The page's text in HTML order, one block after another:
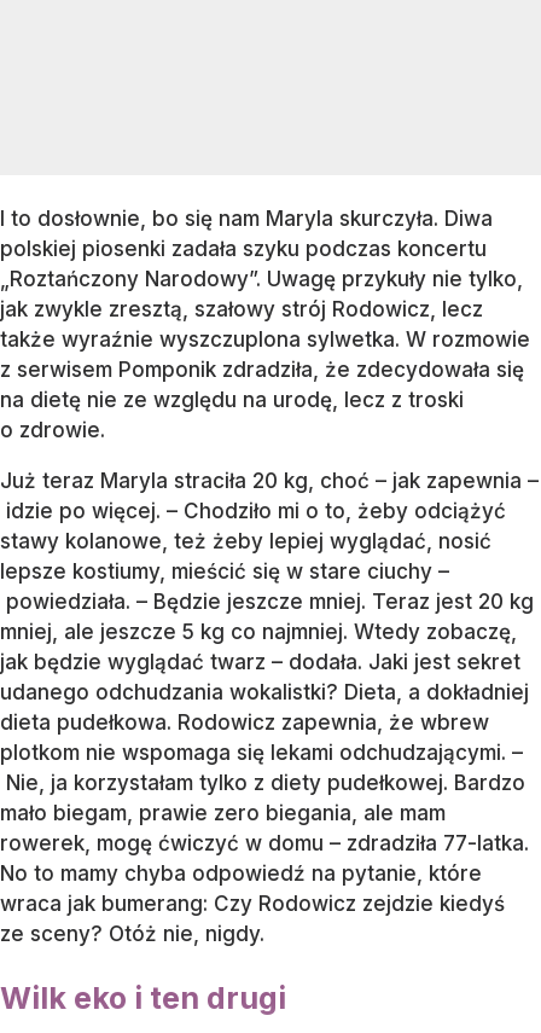
I to dosłownie, bo się nam Maryla skurczyła. Diwa
polskiej piosenki zadała szyku podczas koncertu
„Roztańczony Narodowy”. Uwagę przykuły nie tylko,
jak zwykle zresztą, szałowy strój Rodowicz, lecz
także wyraźnie wyszczuplona sylwetka. W rozmowie
z serwisem Pomponik zdradziła, że zdecydowała się
na dietę nie ze względu na urodę, lecz z troski
o zdrowie.
Już teraz Maryla straciła 20 kg, choć – jak zapewnia –
idzie po więcej. – Chodziło mi o to, żeby odciążyć
stawy kolanowe, też żeby lepiej wyglądać, nosić
lepsze kostiumy, mieścić się w stare ciuchy –
powiedziała. – Będzie jeszcze mniej. Teraz jest 20 kg
mniej, ale jeszcze 5 kg co najmniej. Wtedy zobaczę,
jak będzie wyglądać twarz – dodała. Jaki jest sekret
udanego odchudzania wokalistki? Dieta, a dokładniej
dieta pudełkowa. Rodowicz zapewnia, że wbrew
plotkom nie wspomaga się lekami odchudzającymi. –
Nie, ja korzystałam tylko z diety pudełkowej. Bardzo
mało biegam, prawie zero biegania, ale mam
rowerek, mogę ćwiczyć w domu – zdradziła 77-latka.
No to mamy chyba odpowiedź na pytanie, które
wraca jak bumerang: Czy Rodowicz zejdzie kiedyś
ze sceny? Otóż nie, nigdy.
Wilk eko i ten drugi